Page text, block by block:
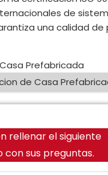
de
una calidad de
de Casa
rellenar el siguiente
con sus preguntas.